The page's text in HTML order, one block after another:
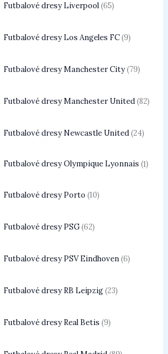
Futbalové dresy Liverpool 65
Futbalové dresy Los Angeles FC 9
Futbalové dresy Manchester City 79
Futbalové dresy Manchester United 82
Futbalové dresy Newcastle United 24
Futbalové dresy Olympique Lyonnais 1
Futbalové dresy Porto 10
Futbalové dresy PSG 62
Futbalové dresy PSV Eindhoven 6
Futbalové dresy RB Leipzig 23
Futbalové dresy Real Betis 9